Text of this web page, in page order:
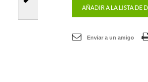
AÑADIR A LA LISTA DE
Enviar a un amigo